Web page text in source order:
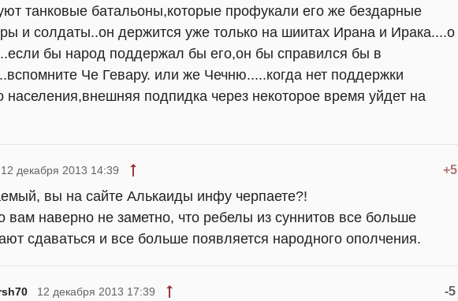
танковые батальоны,которые профукали его же бездарные
и солдаты..он держится уже только на шиитах Ирана и Ирака....о
бы народ поддержал бы его,он бы справился бы в
Че Гевару. или же Чечню.....когда нет поддержки
населения,внешняя подпидка через некоторое время уйдет на
+5
12 декабря 2013 14:39
вы на сайте Алькаиды инфу черпаете?!
вам наверно не заметно, что ребелы из суннитов все больше
сдаваться и все больше появляется народного ополчения.
-5
12 декабря 2013 17:39